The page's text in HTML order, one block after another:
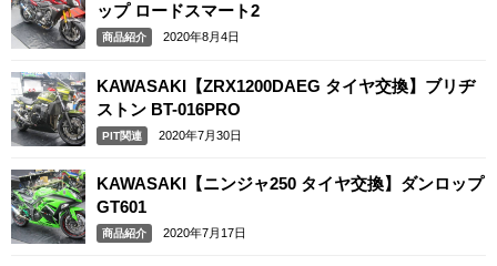
ップ ロードスマート2
商品紹介 2020年8月4日
KAWASAKI【ZRX1200DAEG タイヤ交換】ブリヂ
ストン BT-016PRO
PIT関連 2020年7月30日
KAWASAKI【ニンジャ250 タイヤ交換】ダンロップ
GT601
商品紹介 2020年7月17日